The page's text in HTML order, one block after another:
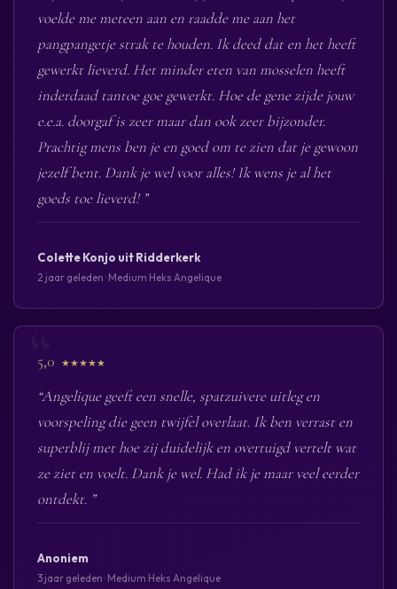
voelde me meteen aan en raadde me aan het
pangpangetje strak te houden. Ik deed dat en het heeft
gewerkt lieverd. Het minder eten van mosselen heeft
inderdaad tantoe goe gewerkt. Hoe de gene zijde jouw
e.e.a. doorgaf is zeer maar dan ook zeer bijzonder.
Prachtig mens ben je en goed om te zien dat je gewoon
jezelf bent. Dank je wel voor alles! Ik wens je al het
goeds toe lieverd! ”
Colette Konjo uit Ridderkerk
2 jaar geleden · Medium Heks Angelique
5,0 ★★★★★
“Angelique geeft een snelle, spatzuivere uitleg en
voorspeling die geen twijfel overlaat. Ik ben verrast en
superblij met hoe zij duidelijk en overtuigd vertelt wat
ze ziet en voelt. Dank je wel. Had ik je maar veel eerder
ontdekt. ”
Anoniem
3 jaar geleden · Medium Heks Angelique